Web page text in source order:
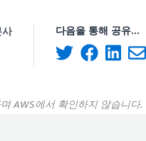
사 다음을 통해 공유...
AWS에서 확인하지 않습니다.